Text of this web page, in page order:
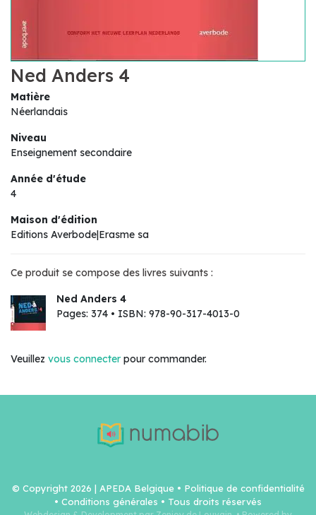
Ned Anders 4
Matière
Néerlandais
Niveau
Enseignement secondaire
Année d'étude
4
Maison d'édition
Editions Averbode|Erasme sa
Ce produit se compose des livres suivants :
Ned Anders 4
Pages: 374 • ISBN: 978-90-317-4013-0
Veuillez vous connecter pour commander.
© Copyright 2026 | APEDA Belgique • Politique de confidentialité
• Conditions générales • Tous droits réservés